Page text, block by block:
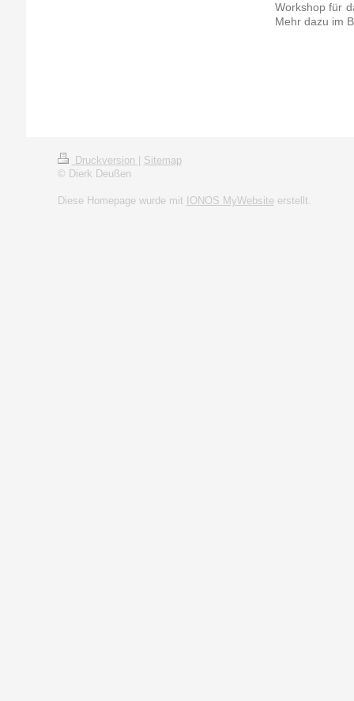
Workshop für
Mehr dazu im
Druckversion
Sitemap
© Dierk Deußen
Diese Homepage wurde mit IONOS MyWebsiteerstellt.